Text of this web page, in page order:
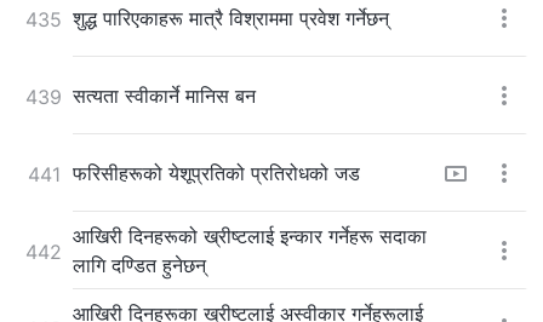
435 शुद्ध पारिएकाहरू मात्रै विश्राममा प्रवेश गर्नेछन्
439 सत्यता स्वीकार्ने मानिस बन
441 फरिसीहरूको येशूप्रतिको प्रतिरोधको जड
442
आखिरी दिनहरूको ख्रीष्टलाई इन्कार गर्नेहरू सदाका
लागि दण्डित हुनेछन्
आखिरी दिनहरूका ख्रीष्टलाई अस्वीकार गर्नेहरूलाई